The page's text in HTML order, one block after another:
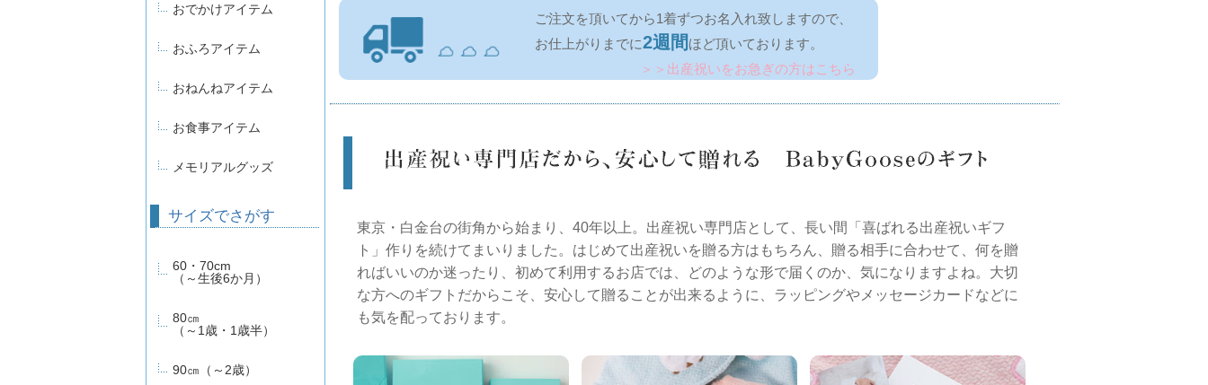
おでかけアイテム
おふろアイテム
おねんねアイテム
お食事アイテム
メモリアルグッズ
サイズでさがす
60・70cm
（～生後6か月）
80㎝
（～1歳・1歳半）
90㎝（～2歳）
ご注文を頂いてから1着ずつお名入れ致しますので、
お仕上がりまでに2週間 ほど頂いております。
＞＞出産祝いをお急ぎの方はこちら
東京・白金台の街角から始まり、40年以上。出産祝い専門店として、長い間「喜ばれる出産祝いギフ
ト」作りを続けてまいりました。はじめて出産祝いを贈る方はもちろん、贈る相手に合わせて、何を贈
ればいいのか迷ったり、初めて利用するお店では、どのような形で届くのか、気になりますよね。大切
な方へのギフトだからこそ、安心して贈ることが出来るように、ラッピングやメッセージカードなどに
も気を配っております。